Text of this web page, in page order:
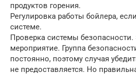
продуктов горения.
Регулировка работы бойлера,
системе.
Проверка системы безопасности.
мероприятие. Группа
постоянно, поэтому случая
не предоставляется. Но